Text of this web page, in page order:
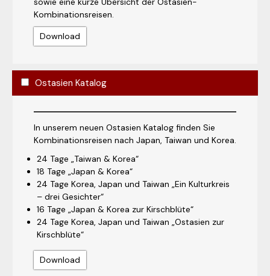
Kombinationsreisen.
Download
Ostasien Katalog
In unserem neuen Ostasien Katalog finden Sie
Kombinationsreisen nach Japan, Taiwan und Korea.
24 Tage „Taiwan & Korea“
18 Tage „Japan & Korea“
24 Tage Korea, Japan und Taiwan „Ein Kulturkreis
– drei Gesichter“
16 Tage „Japan & Korea zur Kirschblüte“
24 Tage Korea, Japan und Taiwan „Ostasien zur
Kirschblüte“
Download